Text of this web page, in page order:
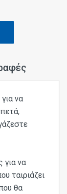
να
για να
ταιριάζει
θα